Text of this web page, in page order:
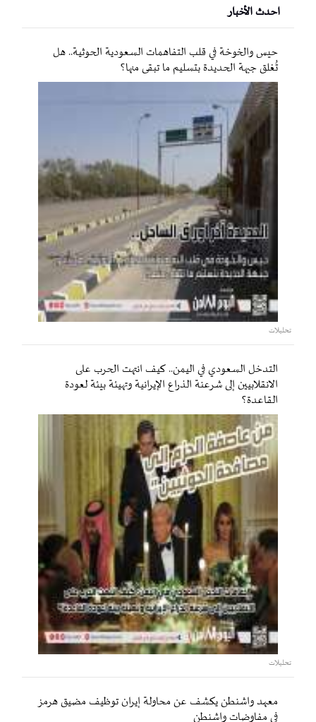
احدث الأخبار
حيس والخوخة في قلب التفاهمات السعودية الحوثية.. هل
تُغلق جبهة الحديدة بتسليم ما تبقى منها؟
تحليلات
التدخل السعودي في اليمن.. كيف انتهت الحرب على
الانقلابيين إلى شرعنة الذراع الإيرانية وتهيئة بيئة لعودة
القاعدة؟
تحليلات
معهد واشنطن يكشف عن محاولة إيران توظيف مضيق هرمز
في مفاوضات واشنطن